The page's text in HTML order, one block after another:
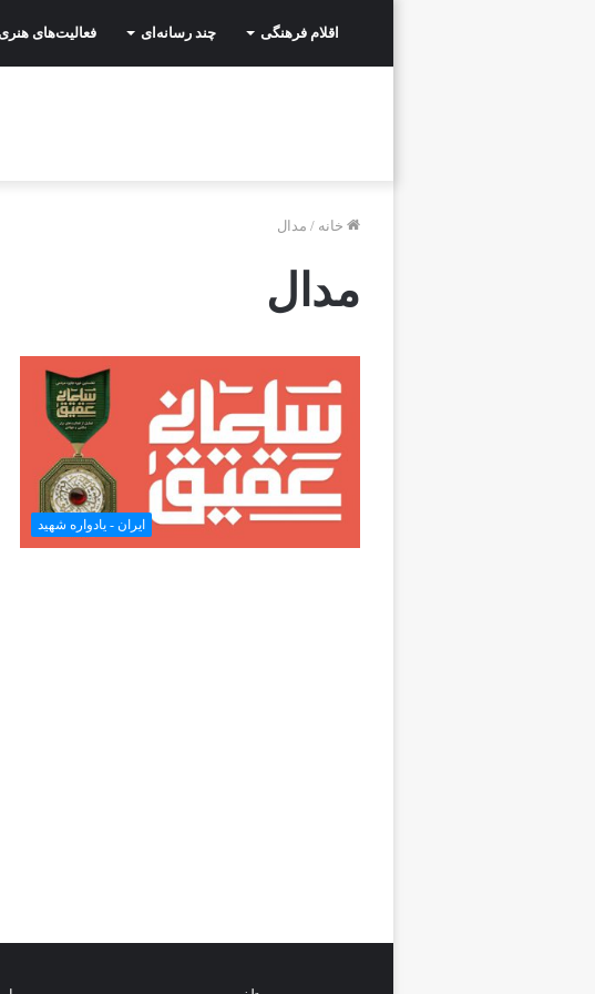
اقلام فرهنگی چند رسانه‌ای فعالیت‌های هنری
خانه / مدال
مدال
ایران - یادواره شهید